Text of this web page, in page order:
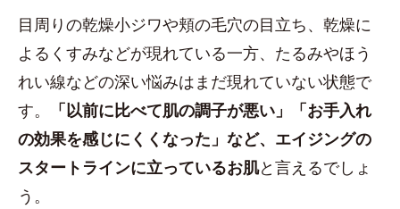
目周りの乾燥小ジワや頬の毛穴の目立ち、乾燥に
よるくすみなどが現れている一方、たるみやほう
れい線などの深い悩みはまだ現れていない状態で
す。
「以前に比べて肌の調子が悪い」「お手入れ
の効果を感じにくくなった」など、エイジングの
スタートラインに立っているお肌と言えるでしょ
う。